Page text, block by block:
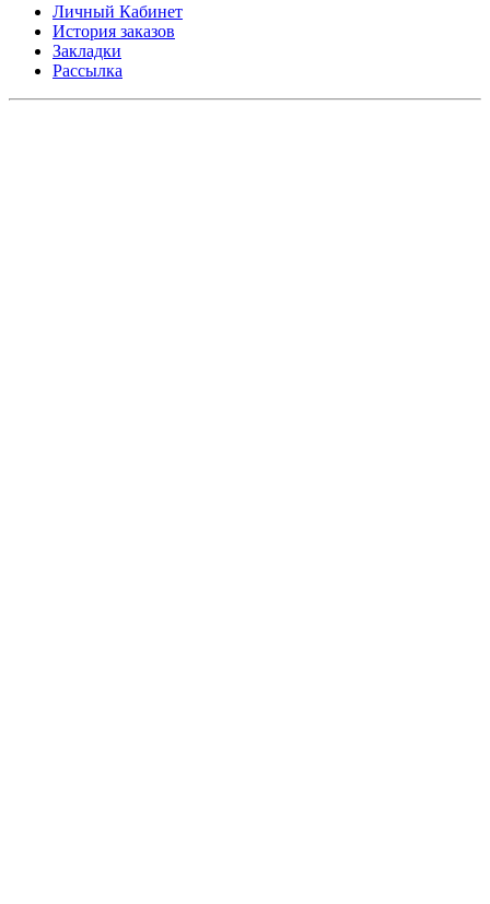
Личный Кабинет
История заказов
Закладки
Рассылка